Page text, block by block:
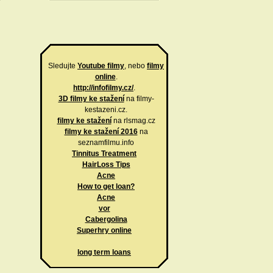
Sledujte Youtube filmy, nebo filmy
online.
http://infofilmy.cz/.
3D filmy ke staženína filmy-
kestazeni.cz.
filmy ke staženína rlsmag.cz
filmy ke stažení 2016na
seznamfilmu.info
Tinnitus Treatment
HairLoss Tips
Acne
How to get loan?
Acne
vor
Cabergolina
Superhry online
long term loans